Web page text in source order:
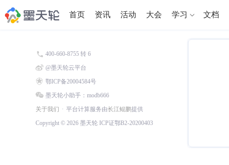
首页 资讯 活动 大会 学习 文档
400-660-8755 转 6
@墨天轮云平台
鄂ICP备20004584号
墨天轮小助手：modb666
关于我们
平台计算服务由长江鲲鹏提供
Copyright © 2026 墨天轮 ICP证鄂B2-20200403